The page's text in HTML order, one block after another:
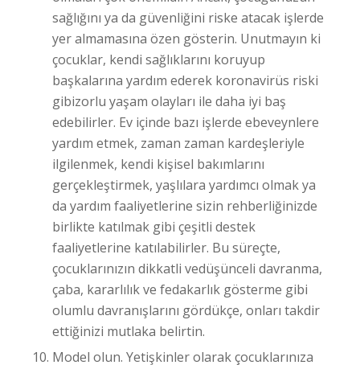
sağlığını ya da güvenliğini riske atacak işlerde
yer almamasına özen gösterin. Unutmayın ki
çocuklar, kendi sağlıklarını koruyup
başkalarına yardım ederek koronavirüs riski
gibizorlu yaşam olayları ile daha iyi baş
edebilirler. Ev içinde bazı işlerde ebeveynlere
yardım etmek, zaman zaman kardeşleriyle
ilgilenmek, kendi kişisel bakımlarını
gerçekleştirmek, yaşlılara yardımcı olmak ya
da yardım faaliyetlerine sizin rehberliğinizde
birlikte katılmak gibi çeşitli destek
faaliyetlerine katılabilirler. Bu süreçte,
çocuklarınızın dikkatli vedüşünceli davranma,
çaba, kararlılık ve fedakarlık gösterme gibi
olumlu davranışlarını gördükçe, onları takdir
ettiğinizi mutlaka belirtin.
Model olun. Yetişkinler olarak çocuklarınıza